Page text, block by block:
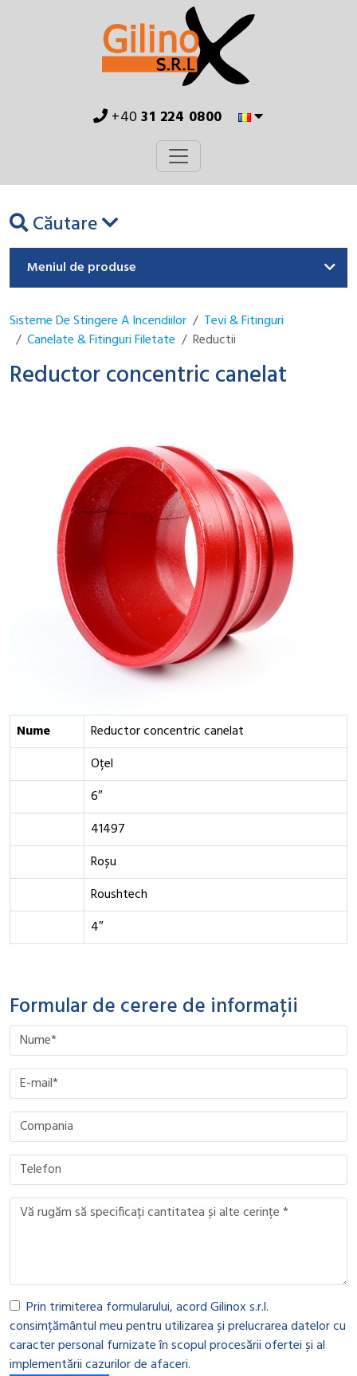
+4031 224 0800
Căutare
Meniul de produse
Sisteme De Stingere A Incendiilor
Tevi & Fitinguri
Canelate & Fitinguri Filetate
Reductii
Reductor concentric canelat
Nume
Reductor concentric canelat
Oțel
6″
41497
Roșu
Roushtech
4″
Formular de cerere de informații
Please leave this field empty.
Please leave this field empty.
Please leave this field empty.
Please leave this field empty.
Prin trimiterea formularului, acord Gilinox s.r.l.
consimțământul meu pentru utilizarea și prelucrarea datelor cu
caracter personal furnizate în scopul procesării ofertei și al
implementării cazurilor de afaceri.